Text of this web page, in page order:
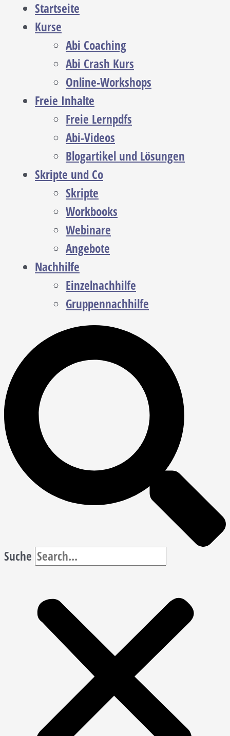
Startseite
Kurse
Abi Coaching
Abi Crash Kurs
Online-Workshops
Freie Inhalte
Freie Lernpdfs
Abi-Videos
Blogartikel und Lösungen
Skripte und Co
Skripte
Workbooks
Webinare
Angebote
Nachhilfe
Einzelnachhilfe
Gruppennachhilfe
Suche